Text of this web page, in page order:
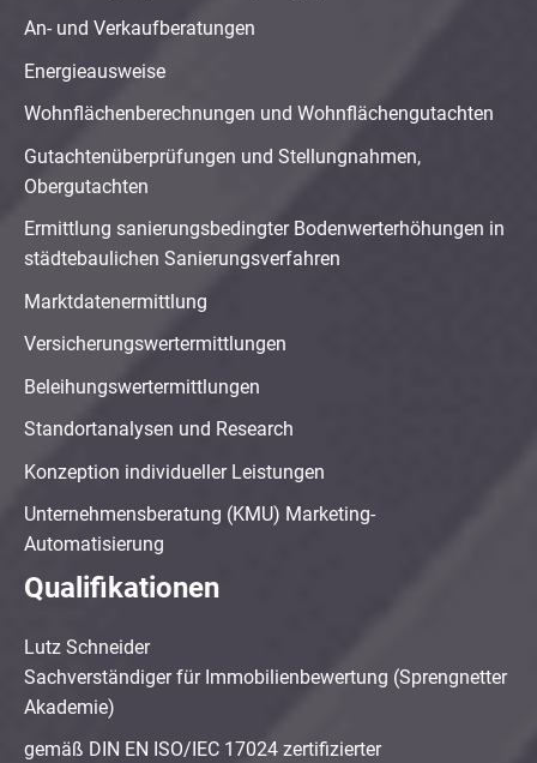
An- und Verkaufberatungen
Energieausweise
Wohnflächenberechnungen und Wohnflächengutachten
Gutachtenüberprüfungen und Stellungnahmen,
Obergutachten
Ermittlung sanierungsbedingter Bodenwerterhöhungen in
städtebaulichen Sanierungsverfahren
Marktdatenermittlung
Versicherungswertermittlungen
Beleihungswertermittlungen
Standortanalysen und Research
Konzeption individueller Leistungen
Unternehmensberatung (KMU) Marketing-
Automatisierung
Qualifikationen
Lutz Schneider
Sachverständiger für Immobilienbewertung (Sprengnetter
Akademie)
gemäß DIN EN ISO/IEC 17024 zertifizierter